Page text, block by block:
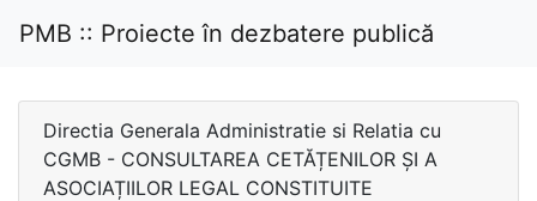
PMB :: Proiecte în dezbatere publică
Directia Generala Administratie si Relatia cu
CGMB - CONSULTAREA CETĂȚENILOR ȘI A
ASOCIAȚIILOR LEGAL CONSTITUITE